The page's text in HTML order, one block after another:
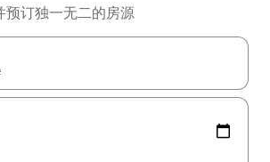
预订独一无二的房源
使用上下方向键查看，或通过点击或滑动手势